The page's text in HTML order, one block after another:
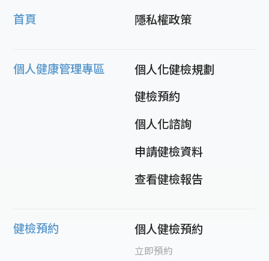
首頁 隱私權政策
個人健康管理專區
個人化健檢規劃
健檢預約
個人化諮詢
申請健檢資料
查看健檢報告
健檢預約 個人健檢預約
立即預約